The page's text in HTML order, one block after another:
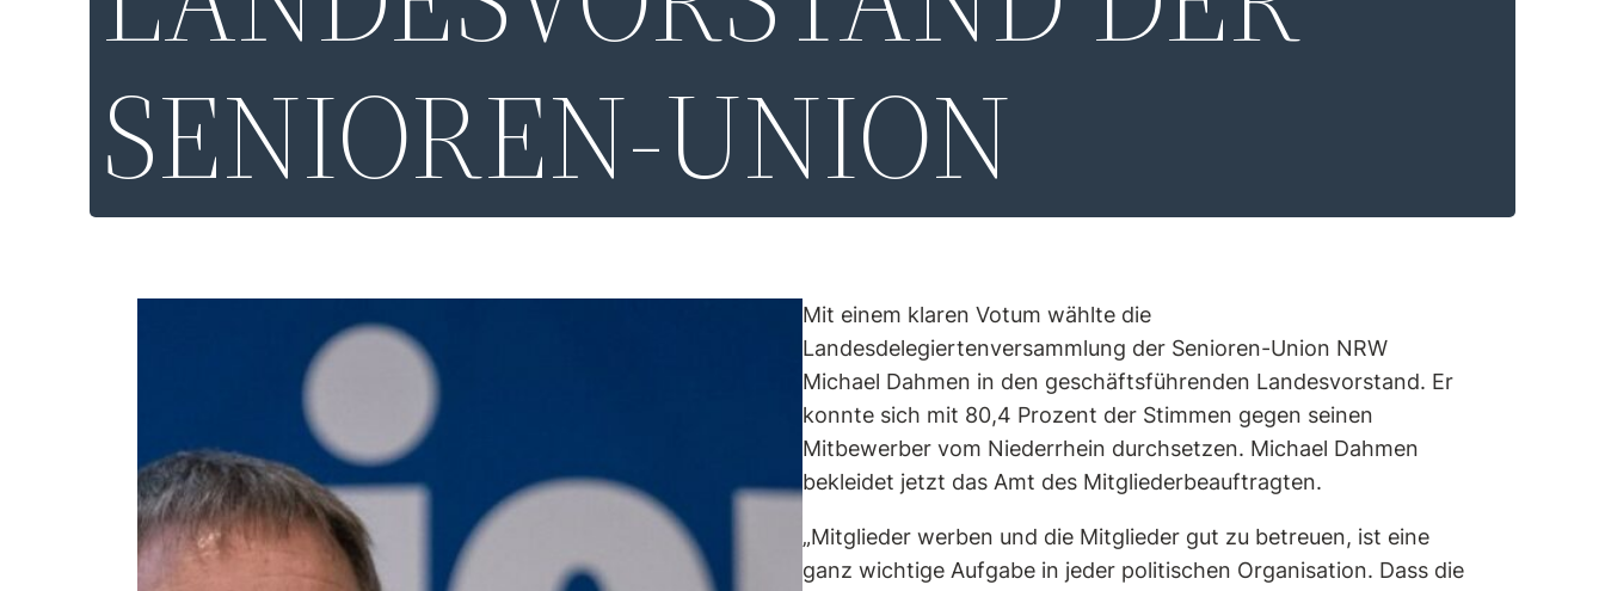
SENIOREN-UNION
Mit einem klaren Votum wählte die
Landesdelegiertenversammlung der Senioren-Union NRW
Michael Dahmen in den geschäftsführenden Landesvorstand. Er
konnte sich mit 80,4 Prozent der Stimmen gegen seinen
Mitbewerber vom Niederrhein durchsetzen. Michael Dahmen
bekleidet jetzt das Amt des Mitgliederbeauftragten.
„Mitglieder werben und die Mitglieder gut zu betreuen, ist eine
ganz wichtige Aufgabe in jeder politischen Organisation. Dass die